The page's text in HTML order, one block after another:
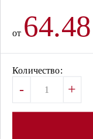
от 64.48
Количество:
- +